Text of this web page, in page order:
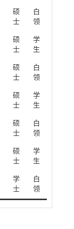
硕
士
白
领
硕
士
学
生
硕
士
白
领
硕
士
学
生
硕
士
白
领
硕
士
学
生
学
士
白
领